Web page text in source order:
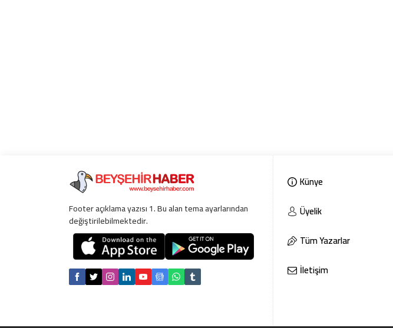
Footer açıklama yazısı 1. Bu alan tema ayarlarından
değiştirilebilmektedir.
Künye
Üyelik
Tüm Yazarlar
İletişim